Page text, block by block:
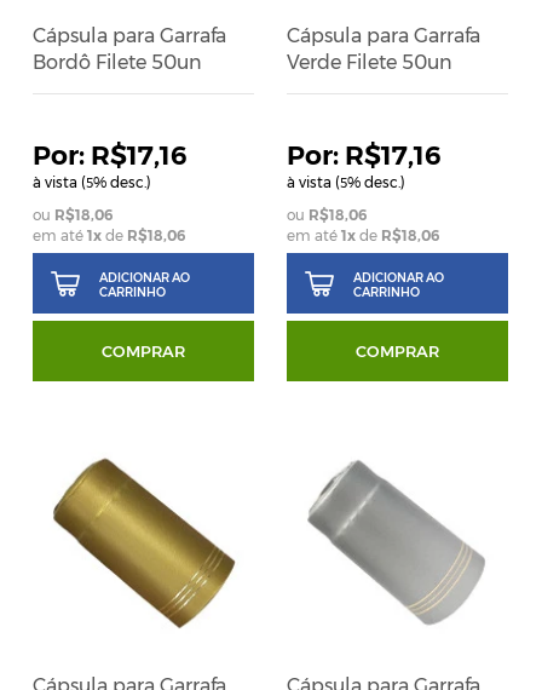
Cápsula para Garrafa
Bordô Filete 50un
R$17,16
à vista (5% desc.)
R$18,06
em até1x de R$18,06
ADICIONAR AO
CARRINHO
COMPRAR
Cápsula para Garrafa
Verde Filete 50un
R$17,16
à vista (5% desc.)
R$18,06
em até 1xde R$18,06
ADICIONAR AO
CARRINHO
COMPRAR